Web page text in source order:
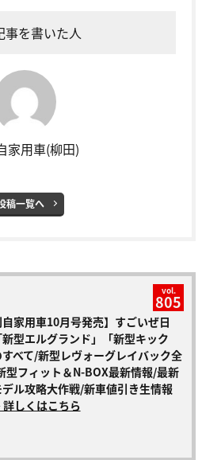
事を書いた人
家用車(柳田)
稿一覧へ
vol.
805
自家用車10月号発売】すごいぜ日
型エルグランド」「新型キック
すべて/新型レヴォーグレイバック全
型フィット＆N-BOX最新情報/最新
ル攻略大作戦/新車値引き生情報
しくはこちら